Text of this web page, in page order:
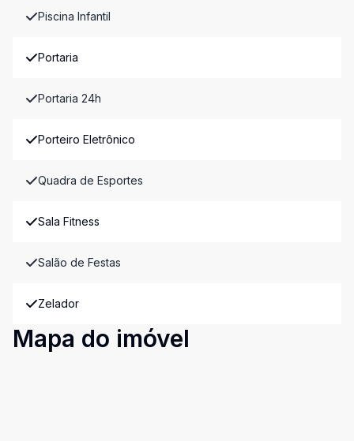
Piscina Infantil
Portaria
Portaria 24h
Porteiro Eletrônico
Quadra de Esportes
Sala Fitness
Salão de Festas
Zelador
Mapa do imóvel